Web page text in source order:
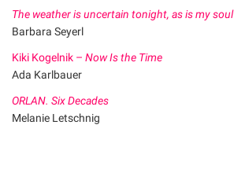
The weather is uncertain tonight, as is my soul
Barbara Seyerl
Kiki Kogelnik – Now Is the Time
Ada Karlbauer
ORLAN. Six Decades
Melanie Letschnig